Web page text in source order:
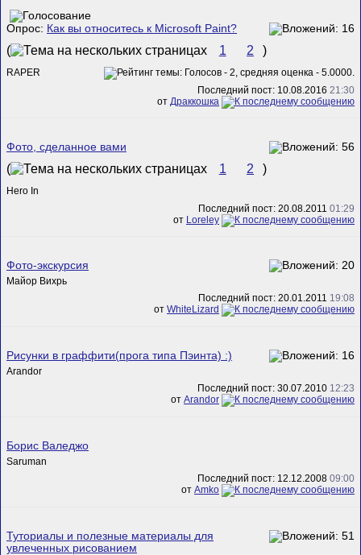
Опрос: Как вы относитесь к Microsoft Paint?
( 1 2 )
RAPER
Последний пост: 10.08.2016 21:30
от Драккошка
Фото, сделанное вами
( 1 2 )
Hero In
Последний пост: 20.08.2011 01:29
от Loreley
Фото-экскурсия
Майор Вихрь
Последний пост: 20.01.2011 19:08
от WhiteLizard
Рисунки в граффити(прога типа Пэинта) :)
Arandor
Последний пост: 30.07.2010 12:23
от Arandor
Борис Валеджо
Saruman
Последний пост: 12.12.2008 09:00
от Amko
Туториалы и полезные материалы для
увлеченных рисованием